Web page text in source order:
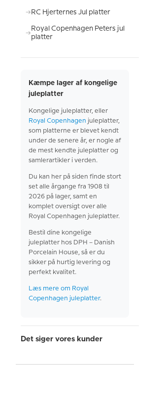
RC Hjerternes Jul platter
Royal Copenhagen Peters jul
platter
Kæmpe lager af kongelige
juleplatter
Kongelige juleplatter, eller
Royal Copenhagen juleplatter,
som platterne er blevet kendt
under de senere år, er nogle af
de mest kendte juleplatter og
samlerartikler i verden.
Du kan her på siden finde stort
set alle årgange fra 1908 til
2026 på lager, samt en
komplet oversigt over alle
Royal Copenhagen juleplatter.
Bestil dine kongelige
juleplatter hos DPH – Danish
Porcelain House, så er du
sikker på hurtig levering og
perfekt kvalitet.
Læs mere om Royal
Copenhagen juleplatter.
Det siger vores kunder